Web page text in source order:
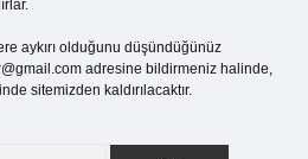
aykırı olduğunu düşündüğünüz
adresine bildirmeniz halinde,
sitemizden kaldırılacaktır.